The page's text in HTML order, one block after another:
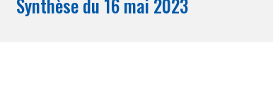
Synthèse du 16 mai 2023